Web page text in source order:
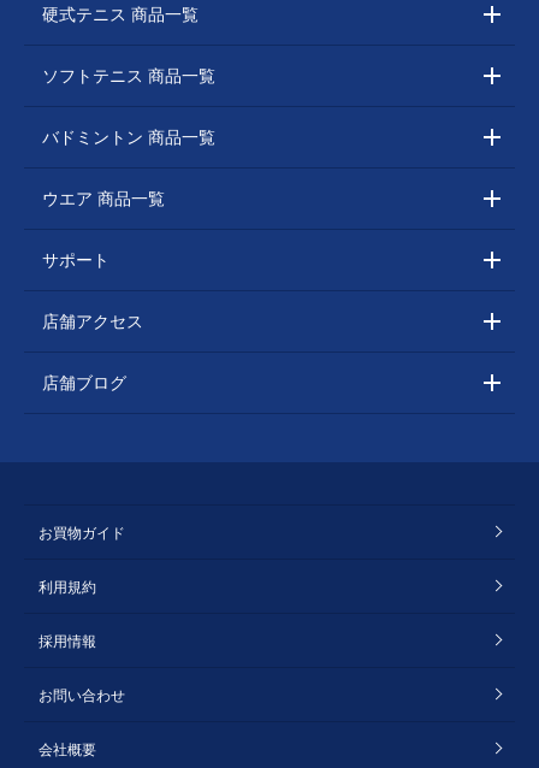
硬式テニス 商品一覧
ソフトテニス 商品一覧
バドミントン 商品一覧
ウエア 商品一覧
サポート
店舗アクセス
店舗ブログ
お買物ガイド
利用規約
採用情報
お問い合わせ
会社概要